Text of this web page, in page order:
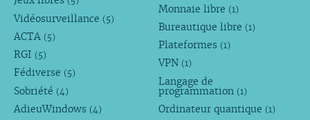
Vidéosurveillance (5)
ACTA (5)
RGI (5)
Fédiverse (5)
Sobriété (4)
AdieuWindows (4)
Monnaie libre (1)
Bureautique libre (1)
Plateformes (1)
VPN (1)
Langage de
programmation (1)
Ordinateur quantique (1)